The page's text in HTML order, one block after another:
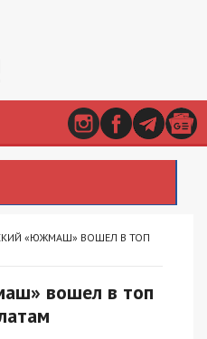
«ЮЖМАШ» ВОШЕЛ В ТОП
вошел в топ